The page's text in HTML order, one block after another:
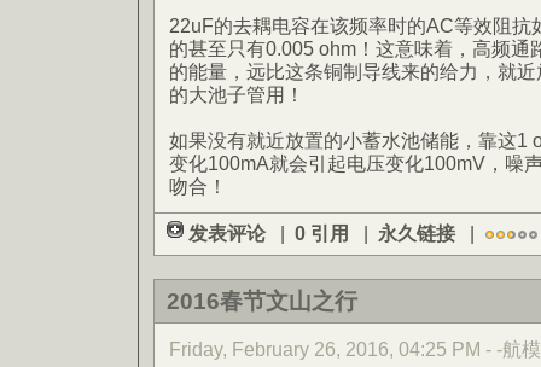
22uF的去耦电容在该频率时的AC等效阻抗
的甚至只有0.005 ohm！这意味着，高频通
的能量，远比这条铜制导线来的给力，就
的大池子管用！
如果没有就近放置的小蓄水池储能，靠这1
变化100mA就会引起电压变化100mV，噪
吻合！
发表评论 | 0 引用 | 永久链接 |
2016春节文山之行
Friday, February 26, 2016, 04:25 PM - -航模